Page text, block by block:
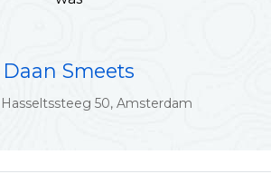
Daan Smeets
50, Amsterdam